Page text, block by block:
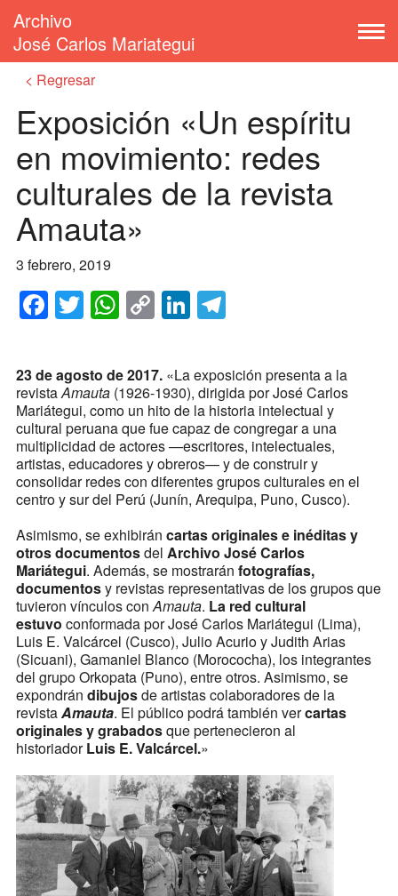
Archivo
José Carlos Mariategui
Regresar
Exposición «Un espíritu
en movimiento: redes
culturales de la revista
Amauta»
3 febrero, 2019
Facebook
Twitter
WhatsApp
Copy
Link
LinkedIn
Telegram
23 de agosto de 2017. «La exposición presenta a la
revistaAmauta(1926-1930), dirigida por José Carlos
Mariátegui, como un hito de la historia intelectual y
cultural peruana que fue capaz de congregar a una
multiplicidad de actores —escritores, intelectuales,
artistas, educadores y obreros— y de construir y
consolidar redes con diferentes grupos culturales en el
centro y sur del Perú (Junín, Arequipa, Puno, Cusco).
Asimismo, se exhibirán cartas originales e inéditas y
otros documentosdel Archivo José Carlos
Mariátegui. Además, se mostrarán fotografías,
documentosy revistas representativas de los grupos que
tuvieron vínculos conAmauta. La red cultural
estuvo conformada por José Carlos Mariátegui (Lima),
Luis E. Valcárcel (Cusco), Julio Acurio y Judith Arias
(Sicuani), Gamaniel Blanco (Morococha), los integrantes
del grupo Orkopata (Puno), entre otros. Asimismo, se
expondrán dibujosde artistas colaboradores de la
revistaAmauta. El público podrá también vercartas
originales y grabadosque pertenecieron al
historiadorLuis E. Valcárcel.»